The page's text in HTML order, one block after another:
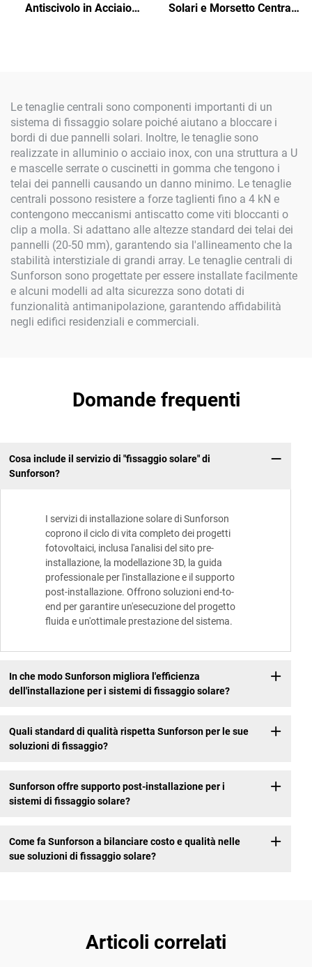
Antiscivolo in Acciaio
Solari e Morsetto Centrale
Le tenaglie centrali sono componenti importanti di un
sistema di fissaggio solare poiché aiutano a bloccare i
bordi di due pannelli solari. Inoltre, le tenaglie sono
realizzate in alluminio o acciaio inox, con una struttura a U
e mascelle serrate o cuscinetti in gomma che tengono i
telai dei pannelli causando un danno minimo. Le tenaglie
centrali possono resistere a forze taglienti fino a 4 kN e
contengono meccanismi antiscatto come viti bloccanti o
clip a molla. Si adattano alle altezze standard dei telai dei
pannelli (20-50 mm), garantendo sia l'allineamento che la
stabilità interstiziale di grandi array. Le tenaglie centrali di
Sunforson sono progettate per essere installate facilmente
e alcuni modelli ad alta sicurezza sono dotati di
funzionalità antimanipolazione, garantendo affidabilità
negli edifici residenziali e commerciali.
Domande frequenti
Cosa include il servizio di "fissaggio solare" di
Sunforson?
I servizi di installazione solare di Sunforson
coprono il ciclo di vita completo dei progetti
fotovoltaici, inclusa l'analisi del sito pre-
installazione, la modellazione 3D, la guida
professionale per l'installazione e il supporto
post-installazione. Offrono soluzioni end-to-
end per garantire un'esecuzione del progetto
fluida e un'ottimale prestazione del sistema.
In che modo Sunforson migliora l'efficienza
dell'installazione per i sistemi di fissaggio solare?
Quali standard di qualità rispetta Sunforson per le sue
soluzioni di fissaggio?
Sunforson offre supporto post-installazione per i
sistemi di fissaggio solare?
Come fa Sunforson a bilanciare costo e qualità nelle
sue soluzioni di fissaggio solare?
Articoli correlati